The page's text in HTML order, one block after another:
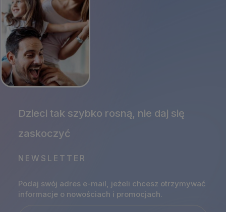
NEWSLETTER
Podaj swój adres e-mail, jeżeli chcesz otrzymywać
informacje o nowościach i promocjach.